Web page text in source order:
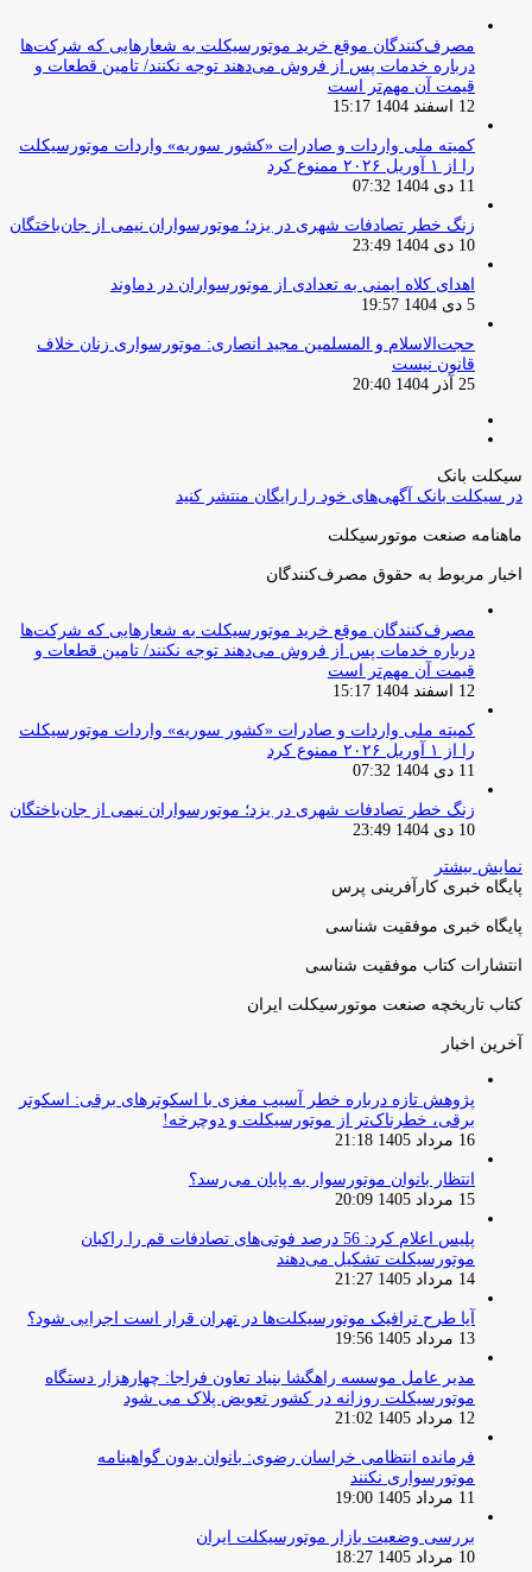
مصرف‌کنندگان موقع خرید موتورسیکلت به شعارهایی که شرکت‌ها
درباره خدمات پس از فروش می‌دهند توجه نکنند/ تامین قطعات و
قیمت آن مهم‌تر است
12 اسفند 1404 15:17
کمیته ملی واردات و صادرات «کشور سوریه» واردات موتورسیکلت
را از ۱ آوریل ۲۰۲۶ ممنوع کرد
11 دی 1404 07:32
زنگ خطر تصادفات شهری در یزد؛ موتورسواران نیمی از جان‌باختگان
10 دی 1404 23:49
اهدای کلاه ایمنی به تعدادی از موتورسواران در دماوند
5 دی 1404 19:57
حجت‌الاسلام و المسلمین مجید انصاری: موتورسواری زنان خلاف
قانون نیست
25 آذر 1404 20:40
سیکلت بانک
در سیکلت بانک آگهی‌های خود را رایگان منتشر کنید
ماهنامه صنعت موتورسیکلت
اخبار مربوط به حقوق مصرف‌کنندگان
مصرف‌کنندگان موقع خرید موتورسیکلت به شعارهایی که شرکت‌ها
درباره خدمات پس از فروش می‌دهند توجه نکنند/ تامین قطعات و
قیمت آن مهم‌تر است
12 اسفند 1404 15:17
کمیته ملی واردات و صادرات «کشور سوریه» واردات موتورسیکلت
را از ۱ آوریل ۲۰۲۶ ممنوع کرد
11 دی 1404 07:32
زنگ خطر تصادفات شهری در یزد؛ موتورسواران نیمی از جان‌باختگان
10 دی 1404 23:49
نمایش بیشتر
پایگاه خبری کارآفرینی پرس
پایگاه خبری موفقیت شناسی
انتشارات کتاب موفقیت شناسی
کتاب تاریخچه صنعت موتورسیکلت ایران
آخرین اخبار
پژوهش تازه درباره خطر آسیب مغزی با اسکوترهای برقی: اسکوتر
برقی، خطرناک‌تر از موتورسیکلت و دوچرخه!
16 مرداد 1405 21:18
انتظار بانوان موتورسوار به پایان می‌رسد؟
15 مرداد 1405 20:09
پلیس اعلام کرد: 56 درصد فوتی‌های تصادفات قم را راکبان
موتورسیکلت تشکیل می‌دهند
14 مرداد 1405 21:27
آیا طرح ترافیک موتورسیکلت‌ها در تهران قرار است اجرایی شود؟
13 مرداد 1405 19:56
مدیر عامل موسسه راهگشا بنیاد تعاون فراجا: چهارهزار دستگاه
موتورسیکلت روزانه در کشور تعویض پلاک می شود
12 مرداد 1405 21:02
فرمانده انتظامی خراسان رضوی: بانوان بدون گواهینامه
موتورسواری نکنند
11 مرداد 1405 19:00
بررسی وضعیت بازار موتورسیکلت ایران
10 مرداد 1405 18:27